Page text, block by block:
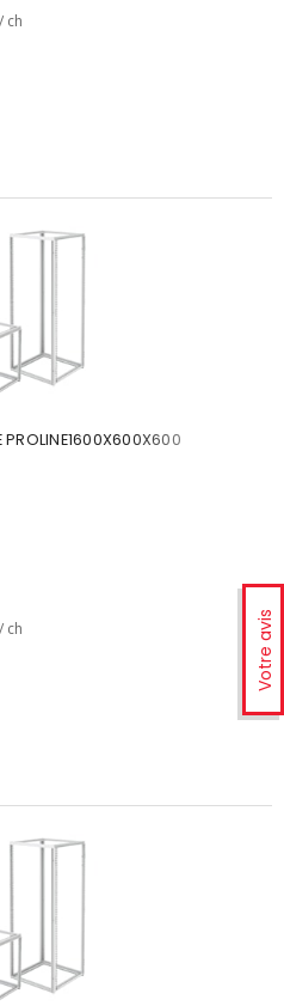
Votre avis
/ ch
PROLINE1600X600X600
/ ch